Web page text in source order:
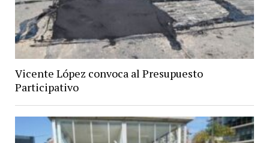
Vicente López convoca al Presupuesto
Participativo